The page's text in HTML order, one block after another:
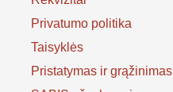
Privatumo politika
Taisyklės
Pristatymas ir grąžinimas